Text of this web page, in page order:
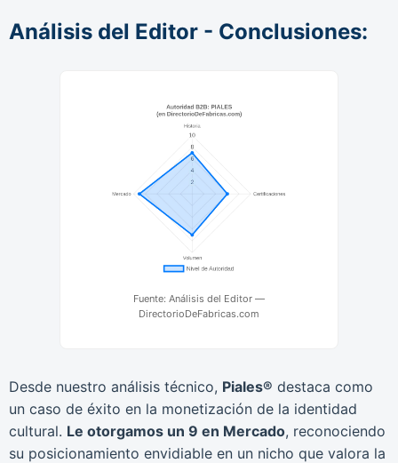
Análisis del Editor - Conclusiones:
Fuente: Análisis del Editor —
DirectorioDeFabricas.com
Desde nuestro análisis técnico, Piales® destaca como
un caso de éxito en la monetización de la identidad
cultural. Le otorgamos un 9 en Mercado, reconociendo
su posicionamiento envidiable en un nicho que valora la